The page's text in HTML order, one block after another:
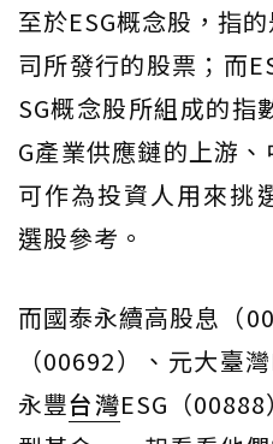
至於ESG概念股，指
司所發行的股票；而
SG概念股所組成的指
G產業供應鏈的上游
可作為投資人用來挑
選股參考。
而國泰永續高股息（
（00692）、元大臺
永豐台灣ESG（